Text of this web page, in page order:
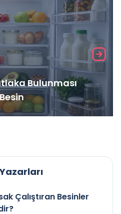
Bulunması
Çalıştıran Besinler